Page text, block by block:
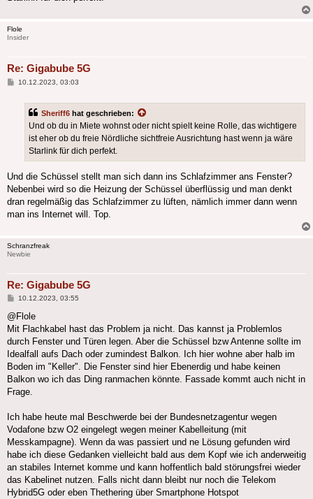
Flole
Insider
Re: Gigabube 5G
Beitrag
10.12.2023, 03:03
Sheriff6 hat geschrieben:
Und ob du in Miete wohnst oder nicht spielt keine Rolle, das wichtigere
ist eher ob du freie Nördliche sichtfreie Ausrichtung hast wenn ja wäre
Starlink für dich perfekt.
Und die Schüssel stellt man sich dann ins Schlafzimmer ans Fenster?
Nebenbei wird so die Heizung der Schüssel überflüssig und man denkt
dran regelmäßig das Schlafzimmer zu lüften, nämlich immer dann wenn
man ins Internet will. Top.
Schranzfreak
Newbie
Re: Gigabube 5G
Beitrag
10.12.2023, 03:55
@Flole
Mit Flachkabel hast das Problem ja nicht. Das kannst ja Problemlos
durch Fenster und Türen legen. Aber die Schüssel bzw Antenne sollte im
Idealfall aufs Dach oder zumindest Balkon. Ich hier wohne aber halb im
Boden im "Keller". Die Fenster sind hier Ebenerdig und habe keinen
Balkon wo ich das Ding ranmachen könnte. Fassade kommt auch nicht in
Frage.
Ich habe heute mal Beschwerde bei der Bundesnetzagentur wegen
Vodafone bzw O2 eingelegt wegen meiner Kabelleitung (mit
Messkampagne). Wenn da was passiert und ne Lösung gefunden wird
habe ich diese Gedanken vielleicht bald aus dem Kopf wie ich anderweitig
an stabiles Internet komme und kann hoffentlich bald störungsfrei wieder
das Kabelinet nutzen. Falls nicht dann bleibt nur noch die Telekom
Hybrid5G oder eben Thethering über Smartphone Hotspot